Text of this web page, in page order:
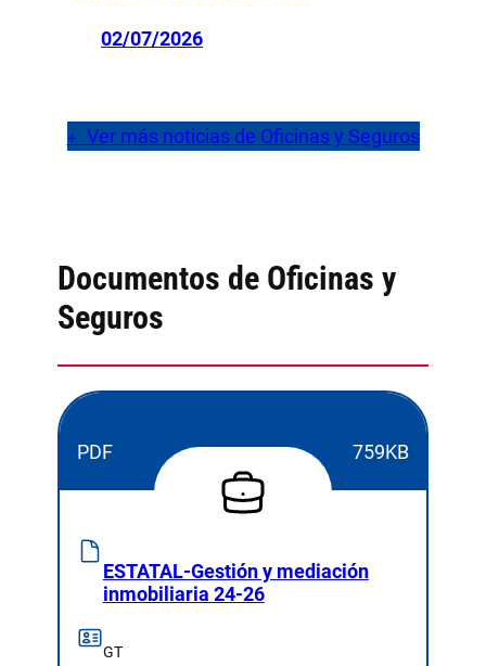
02/07/2026
+ Ver más noticias de Oficinas y Seguros
Documentos de Oficinas y
Seguros
PDF 759KB
ESTATAL-Gestión y mediación
inmobiliaria 24-26
GT